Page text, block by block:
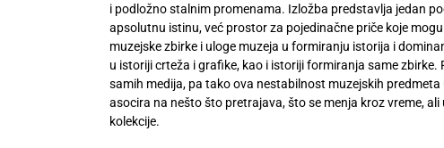
i podložno stalnim promenama. Izložba predstavlja jedan
apsolutnu istinu, već prostor za pojedinačne priče koje
muzejske zbirke i uloge muzeja u formiranju istorija i
u istoriji crteža i grafike, kao i istoriji formiranja same
samih medija, pa tako ova nestabilnost muzejskih
asocira na nešto što pretrajava, što se menja kroz vreme,
kolekcije.